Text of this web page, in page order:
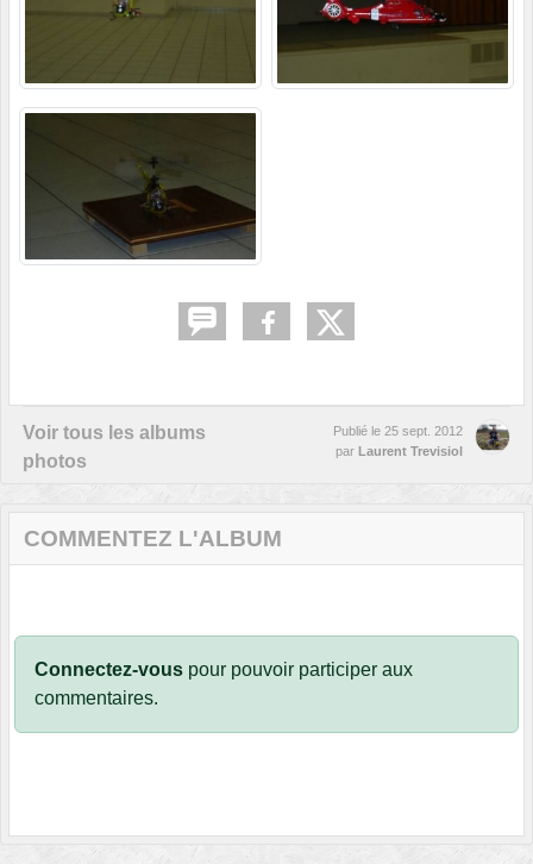
Voir tous les albums
photos
Publié le 25 sept. 2012
par Laurent Trevisiol
COMMENTEZ L'ALBUM
Connectez-vous pour pouvoir participer aux
commentaires.